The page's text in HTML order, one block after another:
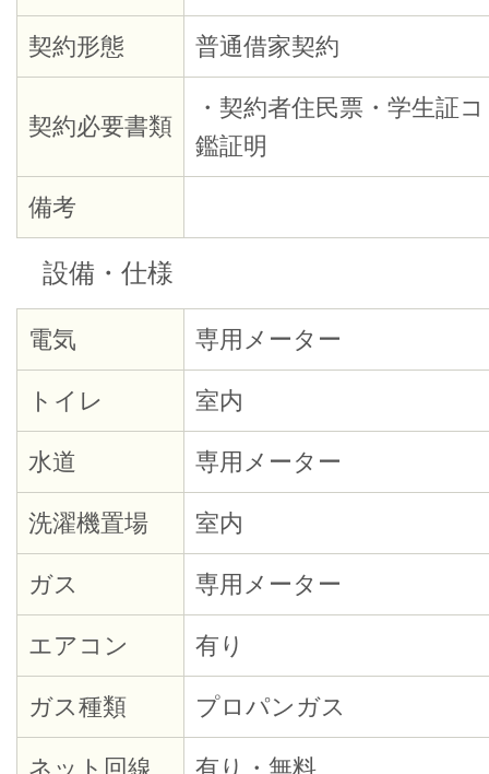
契約形態 普通借家契約
契約必要書類
・契約者住民票・学生証
鑑証明
備考
設備・仕様
電気 専用メーター
トイレ 室内
水道 専用メーター
洗濯機置場 室内
ガス 専用メーター
エアコン 有り
ガス種類 プロパンガス
ネット回線 有り・無料